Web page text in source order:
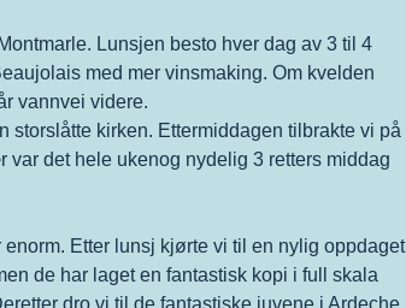
Lunsjen besto hver dag av 3 til 4
med mer vinsmaking. Om kvelden
vannvei videre.
storslåtte kirken. Ettermiddagen tilbrakte vi på
det hele ukenog nydelig 3 retters middag
Etter lunsj kjørte vi til en nylig oppdaget
de har laget en fantastisk kopi i full skala
dro vi til de fantastiske juvene i Ardeche.